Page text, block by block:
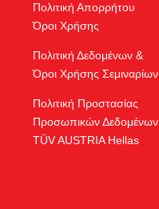
Πολιτική Απορρήτου
Όροι Χρήσης
Πολιτική Δεδομένων &
Όροι Χρήσης Σεμιναρίων
Πολιτική Προστασίας
Προσωπικών Δεδομένων
TÜV AUSTRIA Hellas